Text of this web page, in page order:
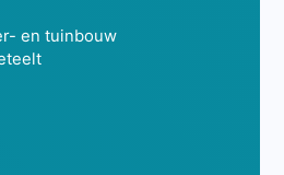
en tuinbouw